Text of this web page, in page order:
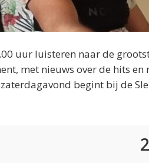
uur luisteren naar de
met nieuws over de hits
begint bij de